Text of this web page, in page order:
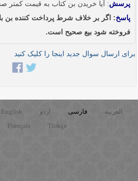
پرسش: آیا خریدن بن کتاب به قیمت کمتر
پاسخ: اگر بر خلاف شرط پرداخت کننده بن
فروخته شود بیع صحیح است.
برای ارسال سوال جدید اینجا را کلیک کنید
العربية فارسی اردو English
Türkçe
Français